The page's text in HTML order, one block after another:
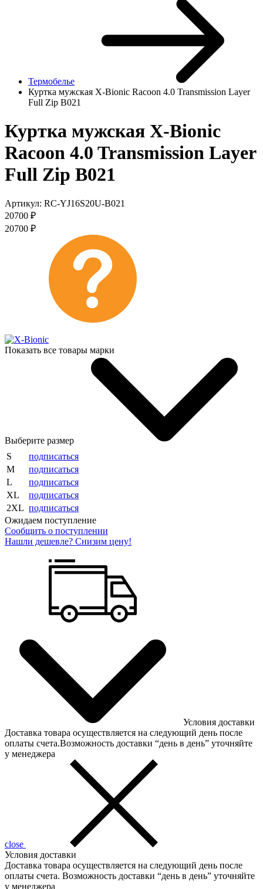
Термобелье
Куртка мужская X-Bionic Racoon 4.0 Transmission Layer
Full Zip B021
Куртка мужская X-Bionic
Racoon 4.0 Transmission Layer
Full Zip B021
Артикул: RC-YJ16S20U-B021
20700 ₽
20700 ₽
Показать все товары марки
Выберите размер
S
подписаться
M
подписаться
L
подписаться
XL
подписаться
2XL подписаться
Ожидаем поступление
Сообщить о поступлении
Нашли дешевле? Снизим цену!
Условия доставки
Доставка товара осуществляется на следующий день после
оплаты счета.Возможность доставки “день в день” уточняйте
у менеджера
close
Условия доставки
Доставка товара осуществляется на следующий день после
оплаты счета. Возможность доставки “день в день” уточняйте
у менеджера